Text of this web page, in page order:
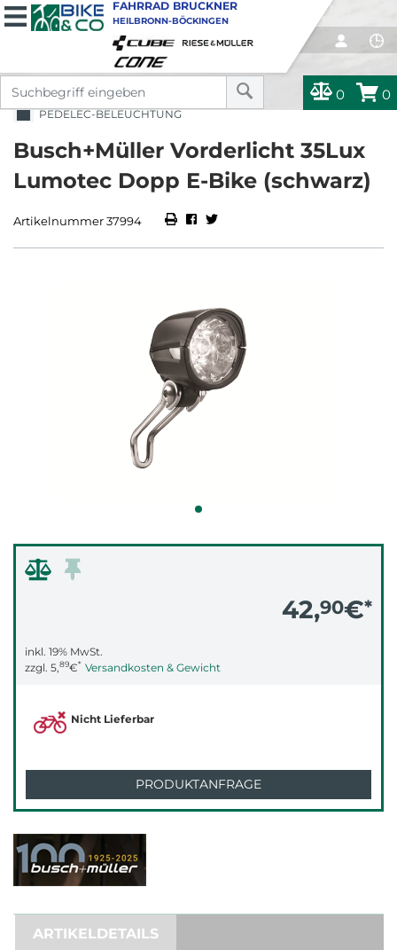
0 0
FAHRRAD BRUCKNER
HEILBRONN-BÖCKINGEN
PEDELEC-BELEUCHTUNG
Busch+Müller Vorderlicht 35Lux
Lumotec Dopp E-Bike (schwarz)
Artikelnummer 37994
42,90€*
inkl. 19% MwSt.
zzgl. 5,89€* Versandkosten & Gewicht
Nicht Lieferbar
PRODUKTANFRAGE
ARTIKELDETAILS